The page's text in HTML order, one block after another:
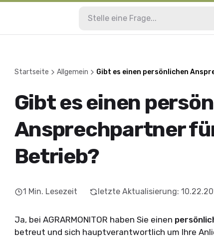
Startseite Allgemein Gibt es einen persönlichen
Gibt es einen
Ansprechpartner
Betrieb?
1 Min. Lesezeit letzte Aktualisierung:
Ja, bei AGRARMONITOR haben Sie einen
betreut und sich hauptverantwortlich um Ihre